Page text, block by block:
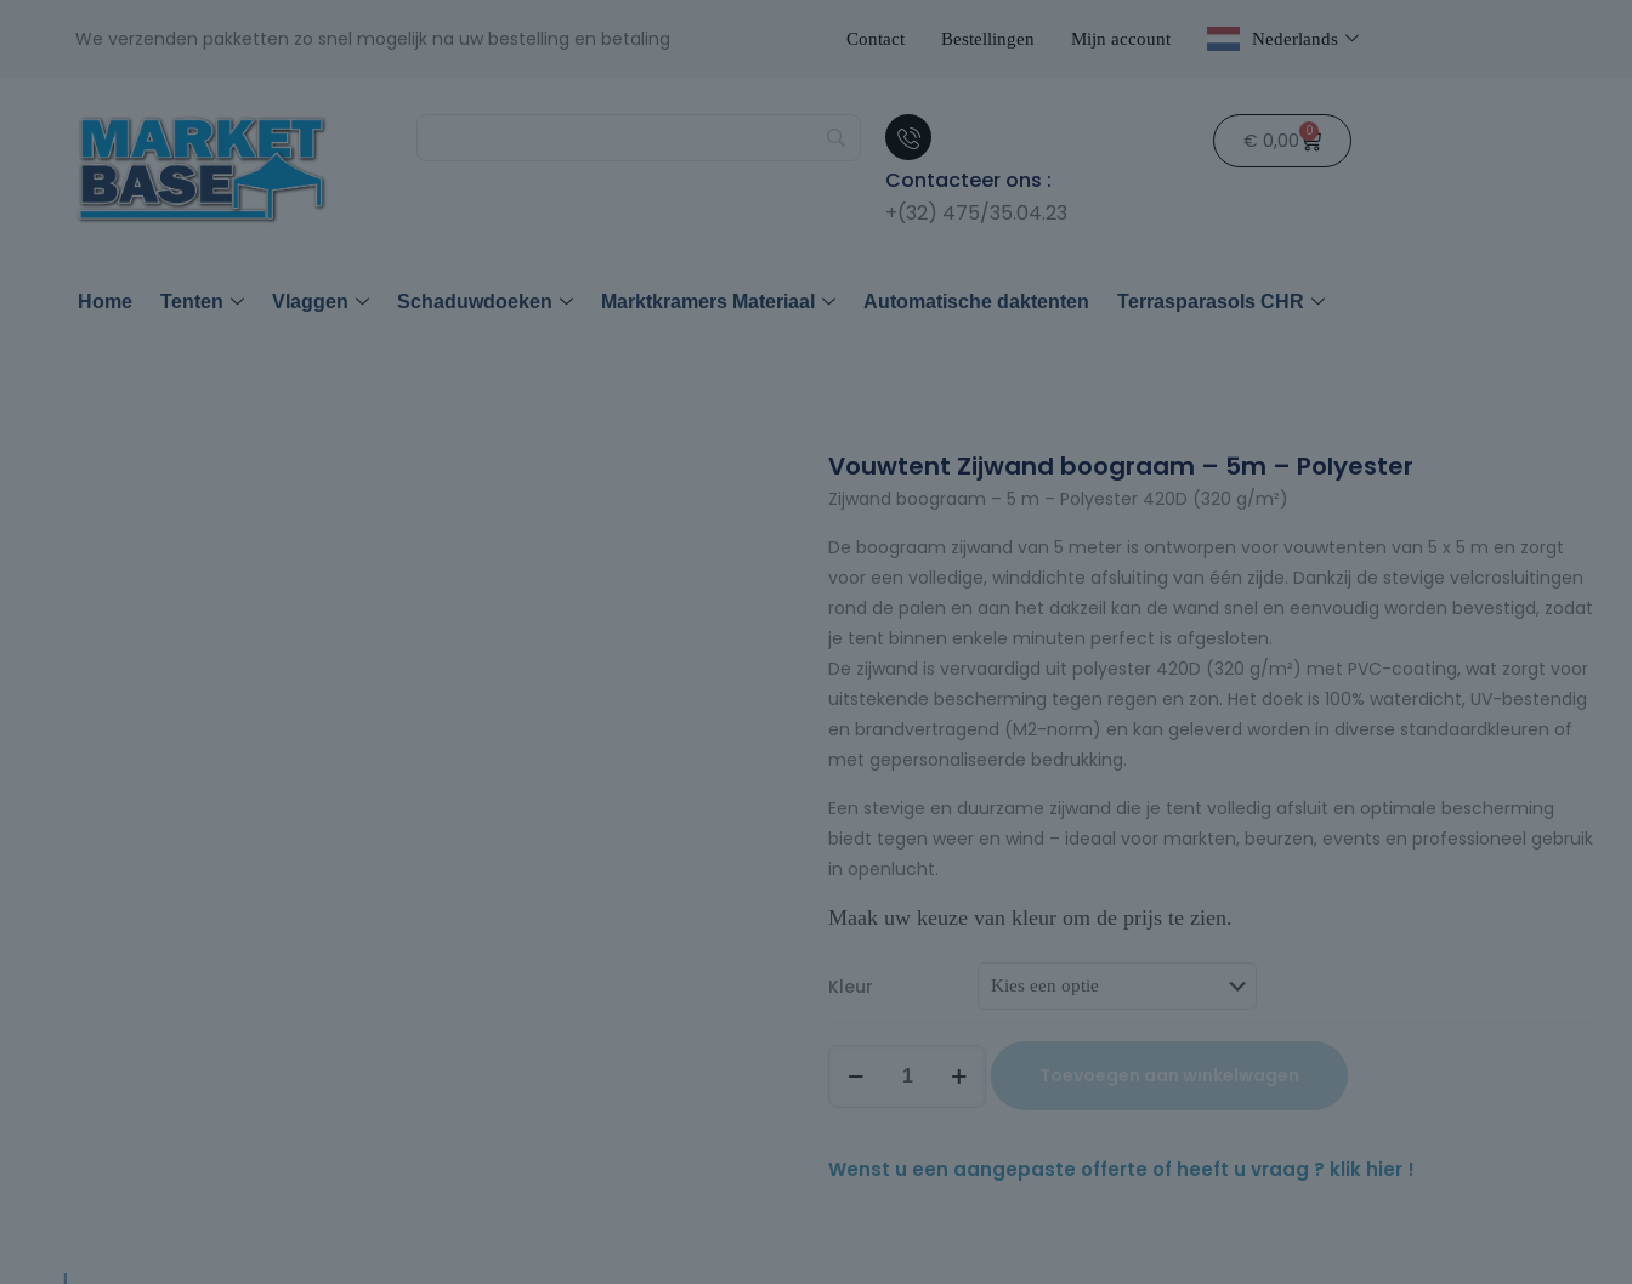
We verzenden pakketten zo snel mogelijk na uw bestelling en betaling Contact Bestellingen Mijn account Nederlands
Contacteer ons :
+(32) 475/35.04.23
€ 0,00 0
Home Tenten Vlaggen Schaduwdoeken Marktkramers Materiaal Automatische daktenten Terrasparasols CHR
Vouwtent Zijwand boograam – 5m – Polyester
Zijwand boograam – 5 m – Polyester 420D (320 g/m²)
De boograam zijwand van 5 meter is ontworpen voor vouwtenten van 5 x 5 m en zorgt
voor een volledige, winddichte afsluiting van één zijde. Dankzij de stevige velcrosluitingen
rond de palen en aan het dakzeil kan de wand snel en eenvoudig worden bevestigd, zodat
je tent binnen enkele minuten perfect is afgesloten.
De zijwand is vervaardigd uit polyester 420D (320 g/m²) met PVC-coating, wat zorgt voor
uitstekende bescherming tegen regen en zon. Het doek is 100% waterdicht, UV-bestendig
en brandvertragend (M2-norm) en kan geleverd worden in diverse standaardkleuren of
met gepersonaliseerde bedrukking.
Een stevige en duurzame zijwand die je tent volledig afsluit en optimale bescherming
biedt tegen weer en wind – ideaal voor markten, beurzen, events en professioneel gebruik
in openlucht.
Maak uw keuze van kleur om de prijs te zien.
Kleur
Wenst u een aangepaste offerte of heeft u vraag ? klik hier !